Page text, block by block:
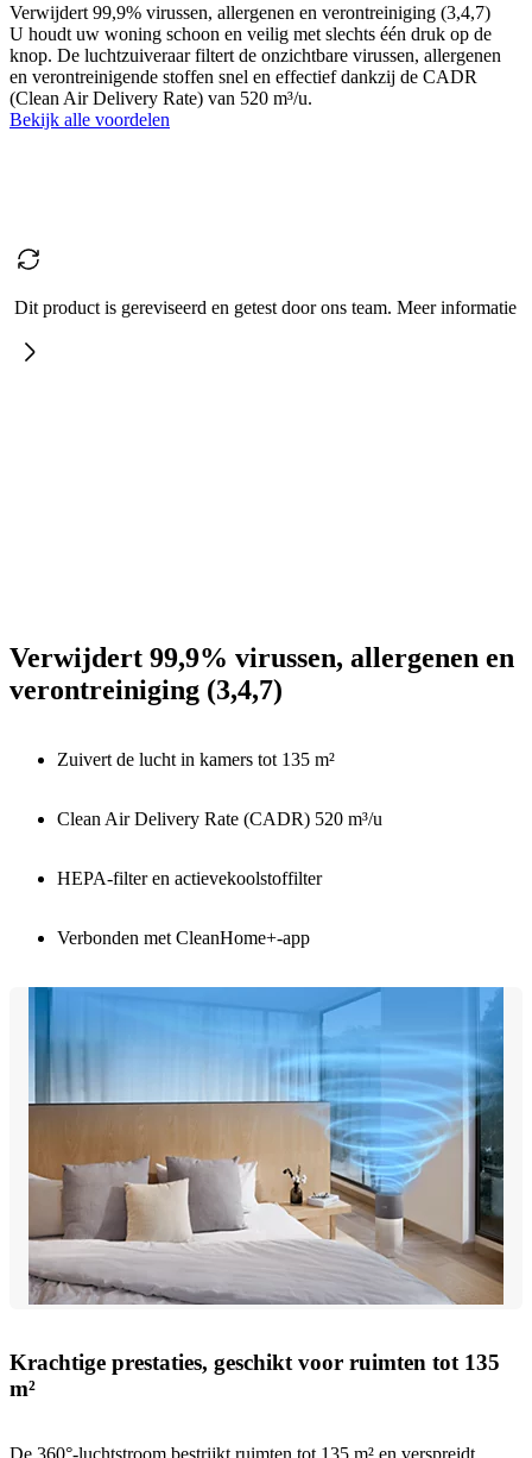
Verwijdert 99,9% virussen, allergenen en verontreiniging (3,4,7)
U houdt uw woning schoon en veilig met slechts één druk op de
knop. De luchtzuiveraar filtert de onzichtbare virussen, allergenen
en verontreinigende stoffen snel en effectief dankzij de CADR
(Clean Air Delivery Rate) van 520 m³/u.
Bekijk alle voordelen
Dit product is gereviseerd en getest door ons team. Meer informatie
Verwijdert 99,9% virussen, allergenen en
verontreiniging (3,4,7)
Zuivert de lucht in kamers tot 135 m²
Clean Air Delivery Rate (CADR) 520 m³/u
HEPA-filter en actievekoolstoffilter
Verbonden met CleanHome+-app
Krachtige prestaties, geschikt voor ruimten tot 135
m²
De 360°-luchtstroom bestrijkt ruimten tot 135 m² en verspreidt